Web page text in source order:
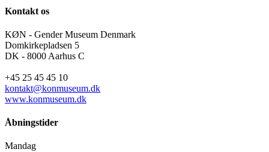
Kontakt os
KØN - Gender Museum Denmark
Domkirkepladsen 5
DK - 8000 Aarhus C
+45 25 45 45 10
kontakt@konmuseum.dk
www.konmuseum.dk
Åbningstider
Mandag